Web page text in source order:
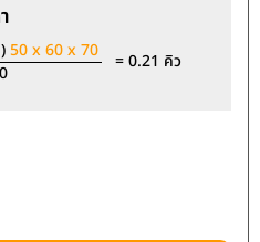
50 x 60 x 70
= 0.21 คิว